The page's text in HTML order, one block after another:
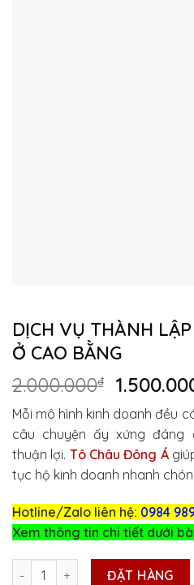
DỊCH VỤ THÀNH
Ở CAO BẰNG
2.000.000₫
Giá
gốc
là:
Mỗi mô hình kinh doanh đều
câu chuyện ấy xứng
thuận lợi. Tô Châu Đông Á
tục hộ kinh doanh nhanh
Hotline/Zalo liên hệ: 0984
Xem thông tin chi tiết dưới
DỊCH VỤ THÀNH LẬP HỘ KINH
ĐẶT HÀNG